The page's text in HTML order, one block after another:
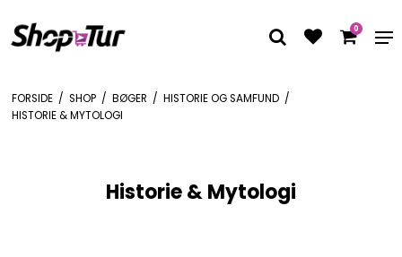
0
FORSIDE / SHOP / BØGER / HISTORIE OG SAMFUND /
HISTORIE & MYTOLOGI
Historie & Mytologi